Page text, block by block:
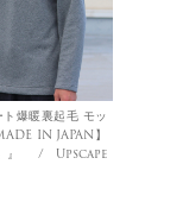
爆暖裏起毛 モッ
IN JAPAN】
』 / Upscape